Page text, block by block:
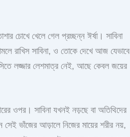
চোখে খেলে গেল প্রচ্ছন্ন ঈর্ষা। সাবিনা
রাখিস সাবিনা, ও তোকে দেখে আজ যেভাবে
লজ্জার লেশমাত্র নেই, আছে কেবল জয়ের
ওপর। সাবিনা যখনই নড়ছে বা অতিথিদের
ভাঁজের আড়ালে নিজের মায়ের শরীর নয়,